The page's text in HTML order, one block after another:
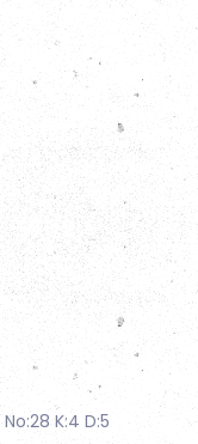
K:4 D:5